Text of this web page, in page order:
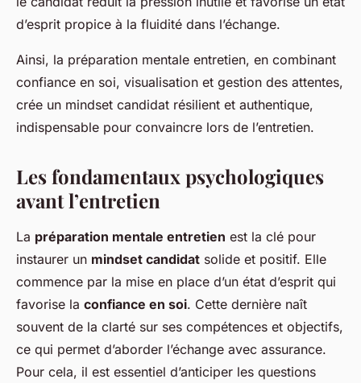
d’esprit propice à la fluidité dans l’échange.
Ainsi, la préparation mentale entretien, en combinant
confiance en soi, visualisation et gestion des attentes,
crée un mindset candidat résilient et authentique,
indispensable pour convaincre lors de l’entretien.
Les fondamentaux psychologiques
avant l’entretien
La préparation mentale entretien est la clé pour
instaurer un mindset candidat solide et positif. Elle
commence par la mise en place d’un état d’esprit qui
favorise la confiance en soi. Cette dernière naît
souvent de la clarté sur ses compétences et objectifs,
ce qui permet d’aborder l’échange avec assurance.
Pour cela, il est essentiel d’anticiper les questions